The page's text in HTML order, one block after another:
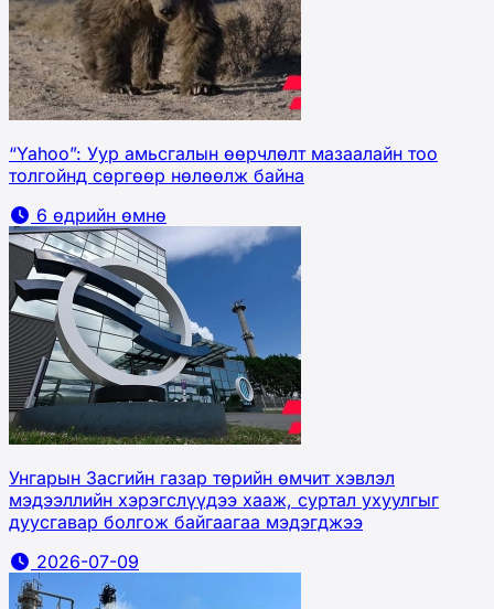
“Yahoo”: Уур амьсгалын өөрчлөлт мазаалайн тоо
толгойнд сөргөөр нөлөөлж байна
6 өдрийн өмнө
Унгарын Засгийн газар төрийн өмчит хэвлэл
мэдээллийн хэрэгслүүдээ хааж, суртал ухуулгыг
дуусгавар болгож байгаагаа мэдэгджээ
2026-07-09